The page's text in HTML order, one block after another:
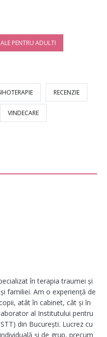
PENTRU ADULTI
RECENZIE
VINDECARE
în terapia traumei și
familiei. Am o experiență de
atât în cabinet, cât și în
al Institutului pentru
din București. Lucrez cu
și de grup, precum